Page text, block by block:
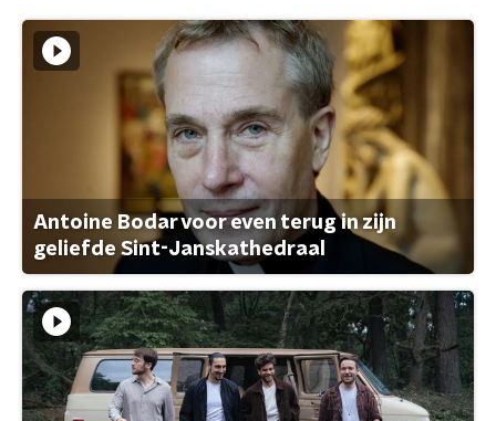
Antoine Bodar voor even terug in zijn
geliefde Sint-Janskathedraal